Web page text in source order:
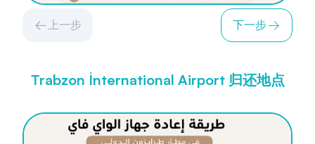
上一步 下一步
Trabzon İnternational Airport 归还地点